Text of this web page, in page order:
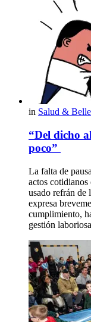
in Salud &
“Del dicho
poco”
La falta de
actos
usado refrán de
expresa
cumplimiento,
gestión